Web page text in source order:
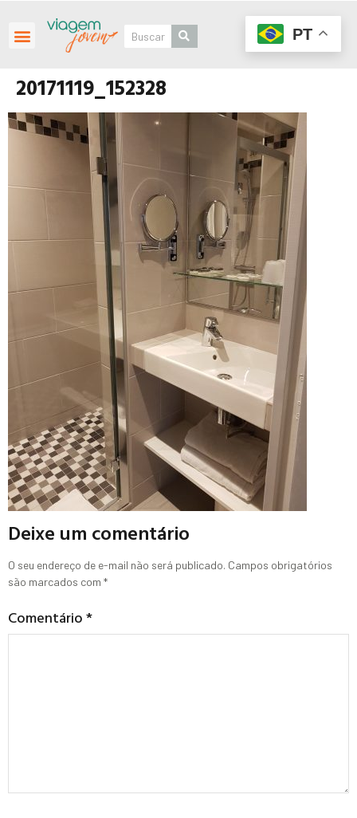
20171119_152328
Deixe um comentário
O seu endereço de e-mail não será publicado. Campos obrigatórios
são marcados com *
Comentário*
PT